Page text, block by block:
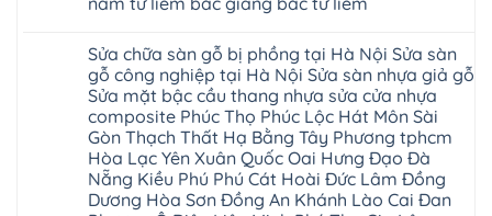
Hobi
wood
đế
cao
su
IXPE
Hưng
Yên
Sài
Gòn
Ân
Thi
Hoàng
chịu
nhà
hà
nội
Ziccos
Flortex
Wilson
black
Hobi
wood
Glotex
Kosmos
công
Hà
Nội
Sửa
sàn
giả
gỗ
cong
vênh
Sửa
mặt
bậc
bình
luận
ở
Sửa
sàn
gỗ
bị
cong
vênh
tại
Hà
Nội
Sửa chữa sàn gỗ bị phồng tại Hà Nội Sửa sàn
gỗ công nghiệp tại Hà Nội Sửa sàn nhựa giả gỗ
Sửa mặt bậc cầu thang nhựa sửa cửa nhựa
composite Phúc Thọ Phúc Lộc Hát Môn Sài
Gòn Thạch Thất Hạ Bằng Tây Phương tphcm
Hòa Lạc Yên Xuân Quốc Oai Hưng Đạo Đà
Nẵng Kiều Phú Phú Cát Hoài Đức Lâm Đồng
Dương Hòa Sơn Đồng An Khánh Lào Cai Đan